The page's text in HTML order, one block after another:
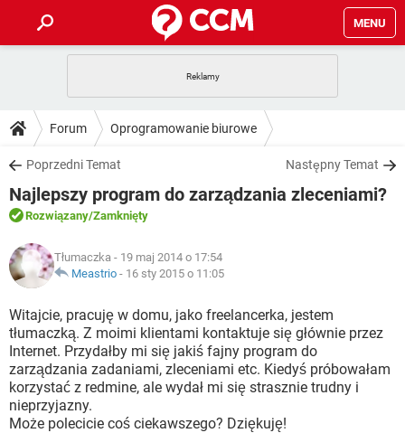
MENU
GRY WHATSAPP
SPOTIFY
INSTAGRAM FACEBOOK
WINDOWS 10
PORADY
PlayStation
SPOTIFY
INSTAGRAM
WINDOWS 10
DO POBRANIA
ANDROID TIKTOK
GRY
IOS NETFLIX
INSTAGRAM
WINDOWS 10
FORUM
COVID-19
GRY WHATSAPP
INSTAGRAM FACEBOOK
WINDOWS 10
ARTYKUŁY
COVID-19
GRY WHATSAPP
SPOTIFY NETFLIX
INSTAGRAM FACEBOOK
WINDOWS 10
Forum Oprogramowanie biurowe
Poprzedni Temat Następny Temat
Najlepszy program do zarządzania zleceniami?
Rozwiązany/Zamknięty
Tłumaczka - 19 maj 2014 o 17:54
Meastrio - 16 sty 2015 o 11:05
Witajcie, pracuję w domu, jako freelancerka, jestem
tłumaczką. Z moimi klientami kontaktuje się głównie przez
Internet. Przydałby mi się jakiś fajny program do
zarządzania zadaniami, zleceniami etc. Kiedyś próbowałam
korzystać z redmine, ale wydał mi się strasznie trudny i
nieprzyjazny.
Może polecicie coś ciekawszego? Dziękuję!